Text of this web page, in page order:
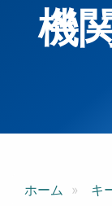
機
ホーム キ